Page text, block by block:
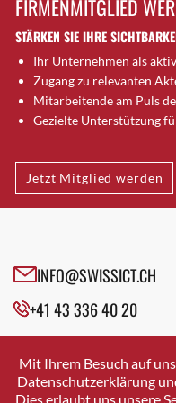
Brugg AG
Brütten
Bubendorf
Bubikon
Buchs (SG)
Bäretswil
Bülach
Cazis
Crissier
Davos Platz
Dierikon
Dietikon
FIRMENMITGLIED
STÄRKEN SIE IHRE
Ihr Unternehmen als
Zugang zu relevanten
Mitarbeitende am Puls
Gezielte Unterstützung
Jetzt Mitglied werden
INFO@SWISSICT.CH
+41 43 336 40 20
SWISSICT
VULKANSTRASSE 120
8048 ZURICH
Mit Ihrem Besuch auf
Datenschutzerklärung
Dies erlaubt uns unsere